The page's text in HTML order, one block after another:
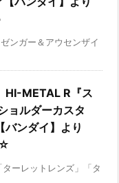
ンガー＆アウセンザイ
HI-METAL R『ス
ョルダーカスタ
バンダイ】より
ーレットレンズ」「タ